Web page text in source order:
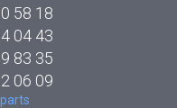
58 18
04 43
83 35
06 09